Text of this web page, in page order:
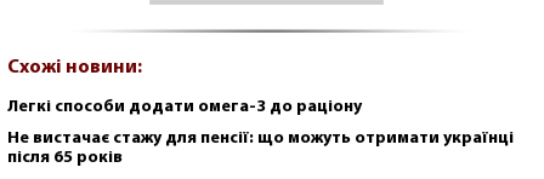
Схожі новини:
Легкі способи додати омега-3 до раціону
Не вистачає стажу для пенсії: що можуть отримати українці
після 65 років